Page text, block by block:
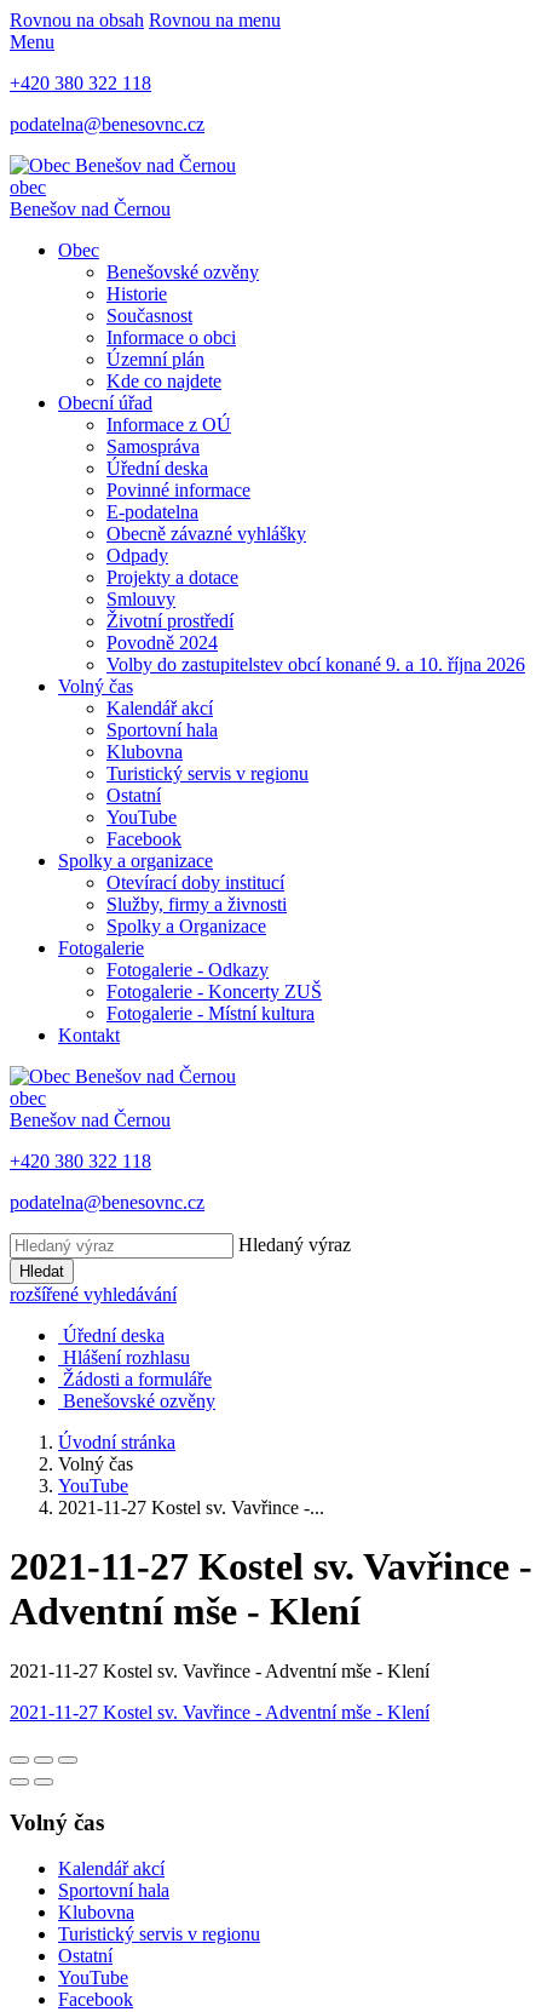
Rovnou na obsah Rovnou na menu
Menu
+420 380 322 118
podatelna@benesovnc.cz
obec
Benešov nad Černou
Obec
Benešovské ozvěny
Historie
Současnost
Informace o obci
Územní plán
Kde co najdete
Obecní úřad
Informace z OÚ
Samospráva
Úřední deska
Povinné informace
E-podatelna
Obecně závazné vyhlášky
Odpady
Projekty a dotace
Smlouvy
Životní prostředí
Povodně 2024
Volby do zastupitelstev obcí konané 9. a 10. října 2026
Volný čas
Kalendář akcí
Sportovní hala
Klubovna
Turistický servis v regionu
Ostatní
YouTube
Facebook
Spolky a organizace
Otevírací doby institucí
Služby, firmy a živnosti
Spolky a Organizace
Fotogalerie
Fotogalerie - Odkazy
Fotogalerie - Koncerty ZUŠ
Fotogalerie - Místní kultura
Kontakt
obec
Benešov nad Černou
+420 380 322 118
podatelna@benesovnc.cz
Hledaný výraz
Hledat
rozšířené vyhledávání
Úřední deska
Hlášení rozhlasu
Žádosti a formuláře
Benešovské ozvěny
Úvodní stránka
Volný čas
YouTube
2021-11-27 Kostel sv. Vavřince -...
2021-11-27 Kostel sv. Vavřince -
Adventní mše - Klení
2021-11-27 Kostel sv. Vavřince - Adventní mše - Klení
2021-11-27 Kostel sv. Vavřince - Adventní mše - Klení
Volný čas
Kalendář akcí
Sportovní hala
Klubovna
Turistický servis v regionu
Ostatní
YouTube
Facebook